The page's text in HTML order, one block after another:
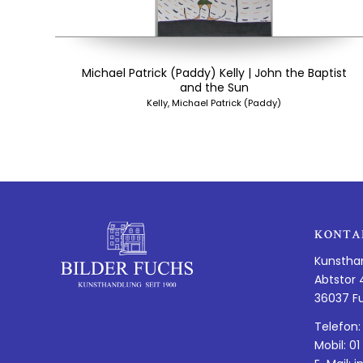
Michael Patrick (Paddy) Kelly | John the Baptist
and the Sun
Kelly, Michael Patrick (Paddy)
Abtstor
36037
Mobil: